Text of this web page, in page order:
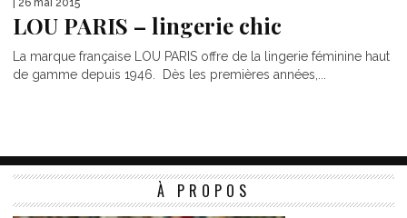
| 26 mai 2015
LOU PARIS – lingerie chic
La marque française LOU PARIS offre de la lingerie féminine haut
de gamme depuis 1946. Dès les premières années,...
À PROPOS